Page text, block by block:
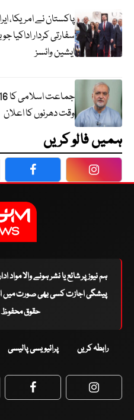
پاکستان نے امریکا،
سفارتی کردار اداکیا
ایشین وائسز
وقت دھرنوں کا اعلان
ہمیں فالو کریں
Facebook
ہم نیوز پر شائع یا نشر ہونے والا
پیشگی اجازت کسی بھی صورت میں
حقوق محفوظ
رابطہ کریں پرائیویسی پالیسی
Facebook